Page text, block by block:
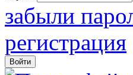
забыли
регистрация